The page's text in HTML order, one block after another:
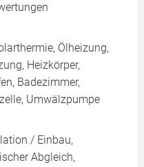
Ölheizung,
Heizkörper,
Badezimmer,
Umwälzpumpe
/ Einbau,
Abgleich,